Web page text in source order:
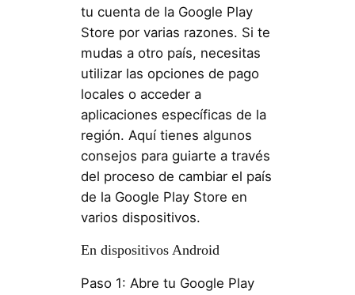
tu cuenta de la Google Play
Store por varias razones. Si te
mudas a otro país, necesitas
utilizar las opciones de pago
locales o acceder a
aplicaciones específicas de la
región. Aquí tienes algunos
consejos para guiarte a través
del proceso de cambiar el país
de la Google Play Store en
varios dispositivos.
En dispositivos Android
Paso 1: Abre tu Google Play